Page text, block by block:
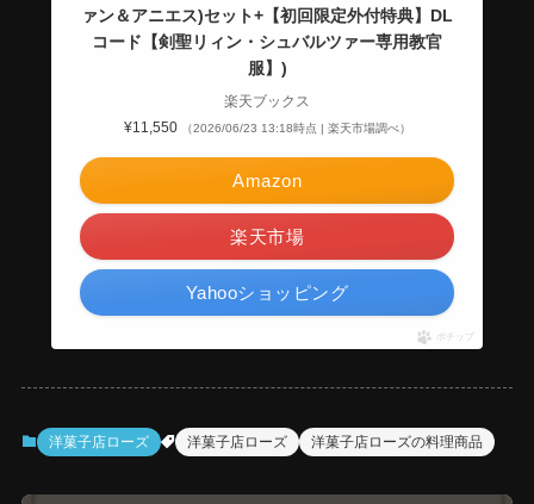
ァン＆アニエス)セット+【初回限定外付特典】DL
コード【剣聖リィン・シュバルツァー専用教官
服】)
楽天ブックス
¥11,550
（2026/06/23 13:18時点 | 楽天市場調べ）
Amazon
楽天市場
Yahooショッピング
ポチップ
洋菓子店ローズ 洋菓子店ローズ 洋菓子店ローズの料理商品